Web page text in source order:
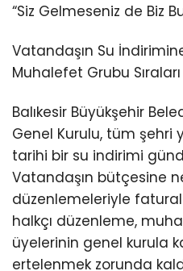
“Siz Gelmeseniz de Biz
Vatandaşın Su
Muhalefet Grubu Sıraları
Balıkesir Büyükşehir
Genel Kurulu, tüm şehri
tarihi bir su indirimi
Vatandaşın bütçesine
düzenlemeleriyle
halkçı düzenleme,
üyelerinin genel kurula
ertelenmek zorunda